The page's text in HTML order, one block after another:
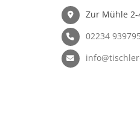
Zur Mühle 2-
02234